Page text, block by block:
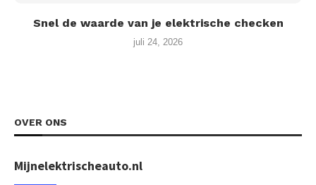
Snel de waarde van je elektrische checken
juli 24, 2026
OVER ONS
Mijnelektrischeauto.nl